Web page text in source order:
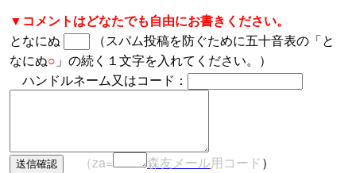
▼コメントはどなたでも自由にお書きください。
となにぬ
（スパム投稿を防ぐために五十音表の「と
なにぬ○ 」の続く１文字を入れてください。）
ハンドルネーム又はコード：
（za= 森友メール用コード）